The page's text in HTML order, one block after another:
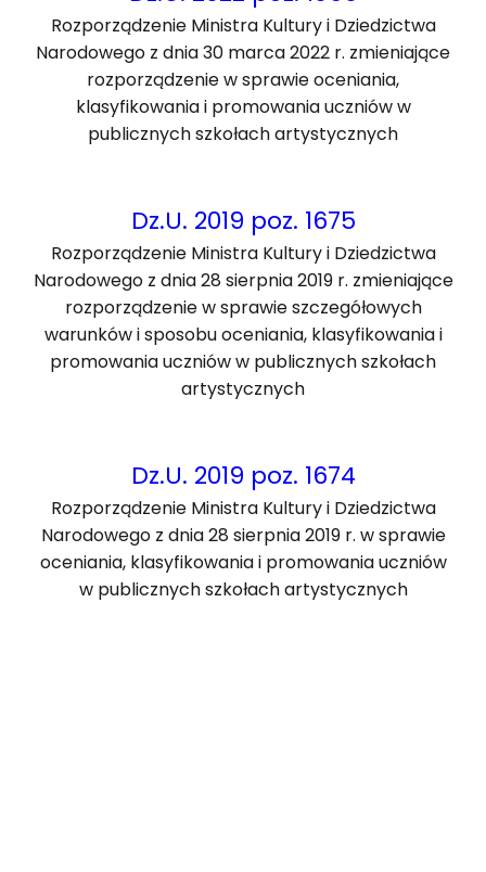
Rozporządzenie Ministra Kultury i Dziedzictwa
Narodowego z dnia 30 marca 2022 r. zmieniające
rozporządzenie w sprawie oceniania,
klasyfikowania i promowania uczniów w
publicznych szkołach artystycznych
Dz.U. 2019 poz. 1675
Rozporządzenie Ministra Kultury i Dziedzictwa
Narodowego z dnia 28 sierpnia 2019 r. zmieniające
rozporządzenie w sprawie szczegółowych
warunków i sposobu oceniania, klasyfikowania i
promowania uczniów w publicznych szkołach
artystycznych
Dz.U. 2019 poz. 1674
Rozporządzenie Ministra Kultury i Dziedzictwa
Narodowego z dnia 28 sierpnia 2019 r. w sprawie
oceniania, klasyfikowania i promowania uczniów
w publicznych szkołach artystycznych